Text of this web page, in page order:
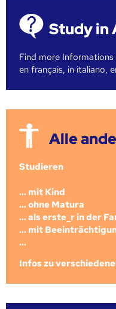
Study in
Find more Informations
en français, in italiano,
Alle
Studieren
... mit Kind
... ohne Matura
... als erste_r in der
... mit
...
Infos zu